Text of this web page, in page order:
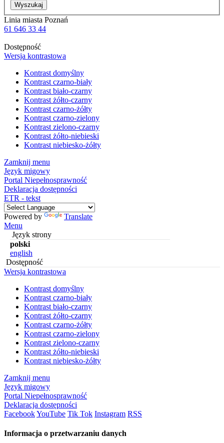
Wyszukaj
Linia miasta Poznań
61 646 33 44
Dostępność
Wersja kontrastowa
Kontrast domyślny
Kontrast czarno-biały
Kontrast biało-czarny
Kontrast żółto-czarny
Kontrast czarno-żółty
Kontrast czarno-zielony
Kontrast zielono-czarny
Kontrast żółto-niebieski
Kontrast niebiesko-żółty
Zamknij menu
Język migowy
Portal Niepełnosprawność
Deklaracja dostępności
ETR - tekst
Powered by
Translate
Menu
Język strony
polski
english
Dostępność
Wersja kontrastowa
Kontrast domyślny
Kontrast czarno-biały
Kontrast biało-czarny
Kontrast żółto-czarny
Kontrast czarno-żółty
Kontrast czarno-zielony
Kontrast zielono-czarny
Kontrast żółto-niebieski
Kontrast niebiesko-żółty
Zamknij menu
Język migowy
Portal Niepełnosprawność
Deklaracja dostępności
FacebookYouTube Tik Tok Instagram RSS
Informacja o przetwarzaniu danych